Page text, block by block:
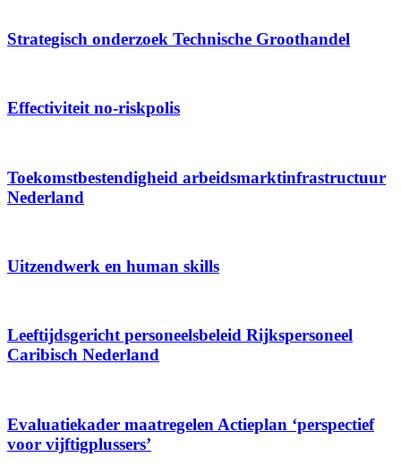
Strategisch onderzoek Technische Groot­handel
Effectiviteit no-riskpolis
Toekomst­­bestendig­heid arbeids­­markt­­infrastruc­tuur
Nederland
Uitzendwerk en human skills
Leeftijds­gericht personeels­beleid Rijks­personeel
Caribisch Nederland
Evaluatie­kader maat­regelen Actieplan ‘perspectief
voor vijftig­plussers’